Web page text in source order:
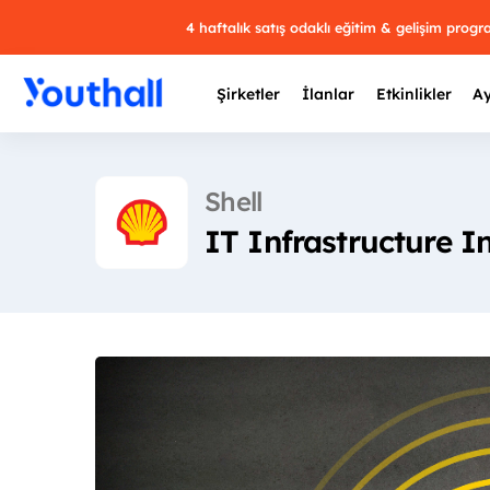
4 haftalık satış odaklı eğitim & gelişim
Şirketler İlanlar Etkinlikler
Shell
IT Infrastructure